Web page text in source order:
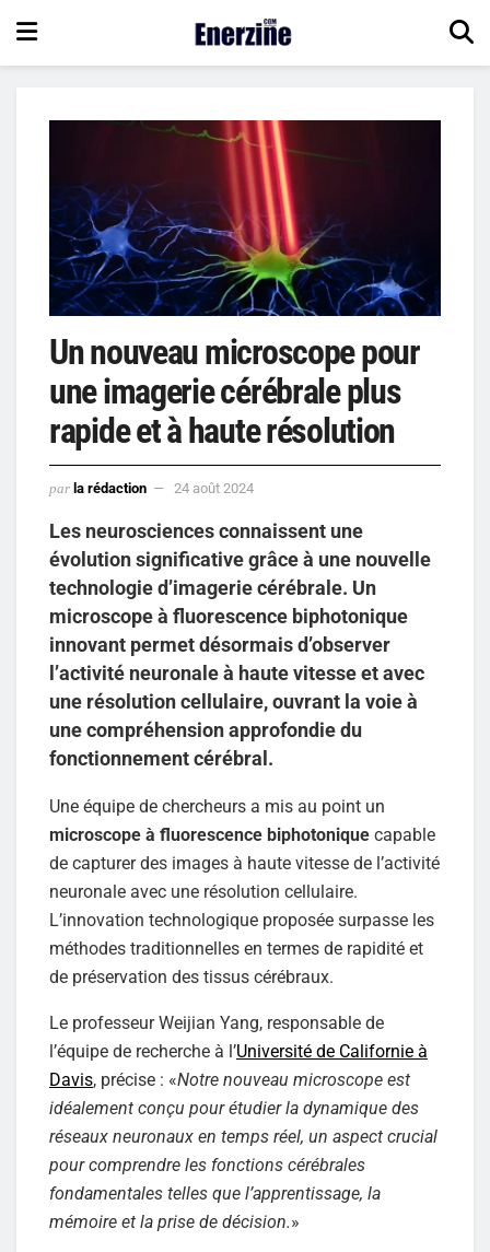
Un nouveau microscope pour
une imagerie cérébrale plus
rapide et à haute résolution
par la rédaction 24 août 2024
Les neurosciences connaissent une
évolution significative grâce à une nouvelle
technologie d’imagerie cérébrale. Un
microscope à fluorescence biphotonique
innovant permet désormais d’observer
l’activité neuronale à haute vitesse et avec
une résolution cellulaire, ouvrant la voie à
une compréhension approfondie du
fonctionnement cérébral.
Une équipe de chercheurs a mis au point un
microscope à fluorescence biphotonique capable
de capturer des images à haute vitesse de l’activité
neuronale avec une résolution cellulaire.
L’innovation technologique proposée surpasse les
méthodes traditionnelles en termes de rapidité et
de préservation des tissus cérébraux.
Le professeur Weijian Yang, responsable de
l’équipe de recherche à l’Université de Californie à
Davis, précise : «Notre nouveau microscope est
idéalement conçu pour étudier la dynamique des
réseaux neuronaux en temps réel, un aspect crucial
pour comprendre les fonctions cérébrales
fondamentales telles que l’apprentissage, la
mémoire et la prise de décision.»